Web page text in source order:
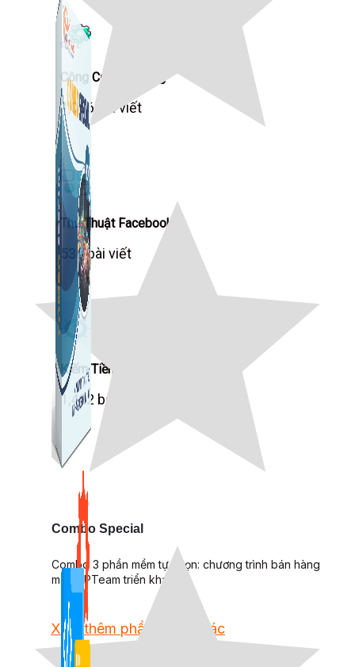
Công Cụ Marketing
1,066 bài viết
Thủ Thuật Facebook
536 bài viết
Kiếm Tiền MMO
1,422 bài viết
Combo Special
Combo 3 phần mềm tự chọn: chương trình bán hàng
mà ATPTeam triển khai.
Xem thêm phần mềm khác